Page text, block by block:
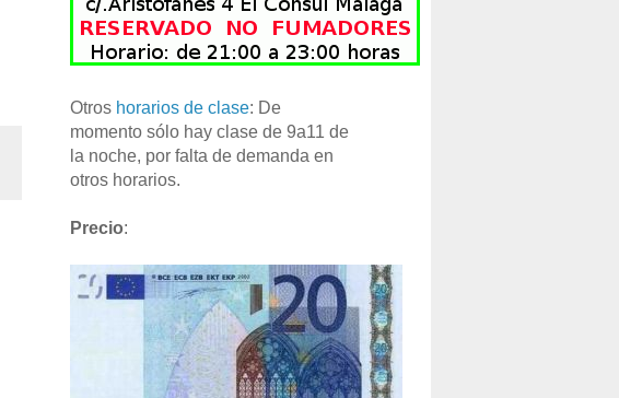
Otros horarios de clase: De
momento sólo hay clase de 9a11 de
la noche, por falta de demanda en
otros horarios.
Precio: